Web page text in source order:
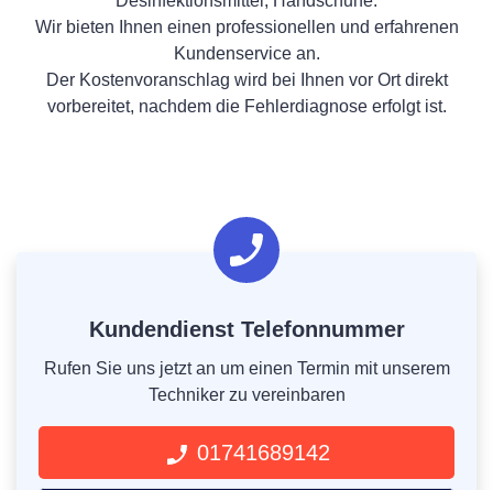
Wir bieten Ihnen einen professionellen und erfahrenen
Kundenservice an.
Der Kostenvoranschlag wird bei Ihnen vor Ort direkt
vorbereitet, nachdem die Fehlerdiagnose erfolgt ist.
Kundendienst Telefonnummer
Rufen Sie uns jetzt an um einen Termin mit unserem
Techniker zu vereinbaren
01741689142